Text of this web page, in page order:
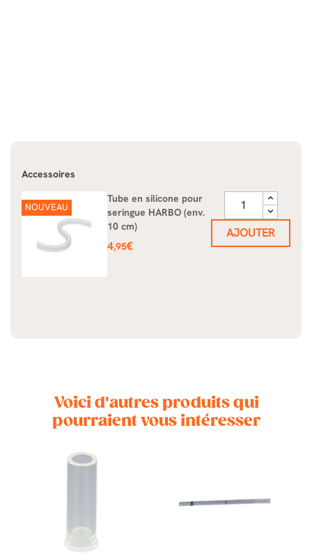
Accessoires
Tube en silicone pour
seringue HARBO (env.
10 cm)
Prix
4,95€
NOUVEAU
AJOUTER
Voici d'autres produits qui
pourraient vous intéresser